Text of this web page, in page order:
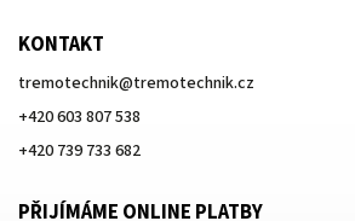
KONTAKT
tremotechnik@tremotechnik.cz
+420 603 807 538
+420 739 733 682
PŘIJÍMÁME ONLINE PLATBY